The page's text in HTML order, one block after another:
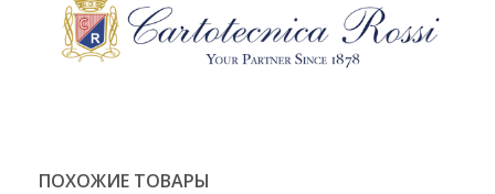
ПОХОЖИЕ ТОВАРЫ